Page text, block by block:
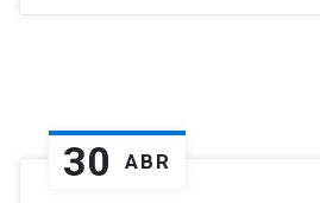
30 ABR